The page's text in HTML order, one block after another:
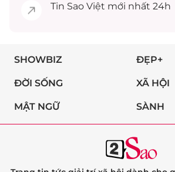
Tin Sao Việt mới nhất 24h
SHOWBIZ ĐẸP+
ĐỜI SỐNG XÃ HỘI
MẬT NGỮ SÀNH